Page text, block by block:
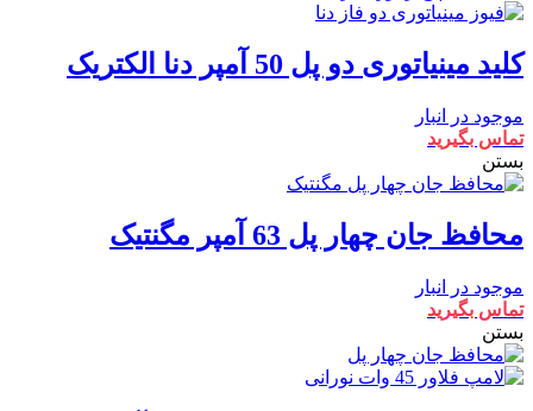
کلید مینیاتوری دو پل 50 آمپر دنا الکتریک
موجود در انبار
تماس بگیرید
بستن
محافظ جان چهار پل 63 آمپر مگنتیک
موجود در انبار
تماس بگیرید
بستن